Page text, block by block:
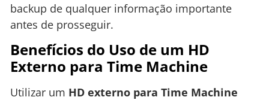
backup de qualquer informação importante
antes de prosseguir.
Benefícios do Uso de um HD
Externo para Time Machine
Utilizar um HD externo para Time Machine